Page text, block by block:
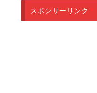
スポンサーリンク